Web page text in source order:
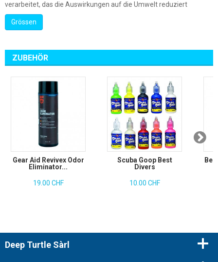
verarbeitet, das die Auswirkungen auf die Umwelt reduziert
Grössen
ZUBEHÖR
Gear Aid Revivex Odor
Eliminator...
19.00 CHF
Scuba Goop Best
Divers
10.00 CHF
Deep Turtle Sàrl